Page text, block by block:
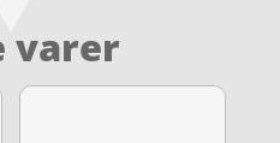
varer